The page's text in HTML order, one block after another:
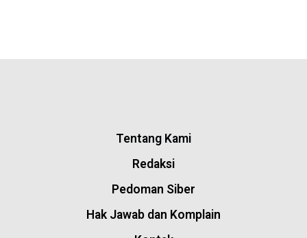
Tentang Kami
Redaksi
Pedoman Siber
Hak Jawab dan Komplain